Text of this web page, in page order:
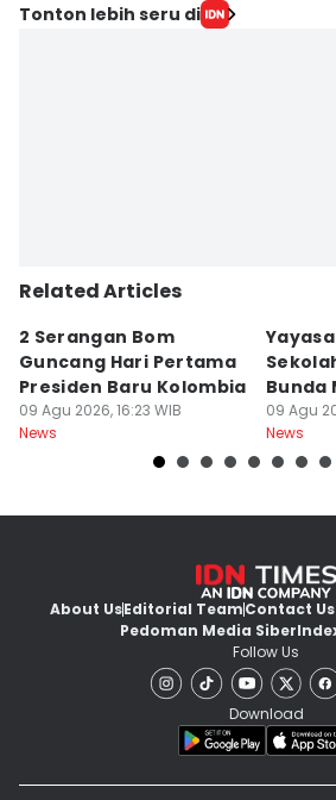
Tonton lebih seru di
Related Articles
2 Serangan Bom
Guncang Hari Pertama
Presiden Baru Kolombia
09 Agu 2026, 16:23 WIB
News
Bunda
09 Agu
News
About UsEditorial TeamContact Us
Pedoman Media Siber
Follow Us
Download